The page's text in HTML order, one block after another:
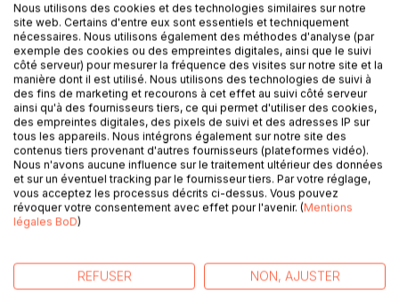
DESCRIPTION
Venez découvrir L'Oeuvre au noir de Marguerite Yourcenar
grâce à une analyse littéraire de référence ! Écrite par un
spécialiste universitaire, cette fiche de lecture est
recommandée par de nombreux enseignants. Cet ouvrage
contient la biographie de l'écrivain, le résumé détaillé, le
mouvement littéraire, le contexte de publication de
sur : www.fichedelecture.fr.
Nous utilisons des cookies et des technologies similaires sur notre
site web. Certains d'entre eux sont essentiels et techniquement
nécessaires. Nous utilisons également des méthodes d'analyse (par
exemple des cookies ou des empreintes digitales, ainsi que le suivi
côté serveur) pour mesurer la fréquence des visites sur notre site et la
manière dont il est utilisé. Nous utilisons des technologies de suivi à
des fins de marketing et recourons à cet effet au suivi côté serveur
ainsi qu'à des fournisseurs tiers, ce qui permet d'utiliser des cookies,
des empreintes digitales, des pixels de suivi et des adresses IP sur
tous les appareils. Nous intégrons également sur notre site des
contenus tiers provenant d'autres fournisseurs (plateformes vidéo).
Nous n'avons aucune influence sur le traitement ultérieur des données
et sur un éventuel tracking par le fournisseur tiers. Par votre réglage,
vous acceptez les processus décrits ci-dessus. Vous pouvez
révoquer votre consentement avec effet pour l'avenir. (Mentions
légales BoD)
REFUSER NON, AJUSTER